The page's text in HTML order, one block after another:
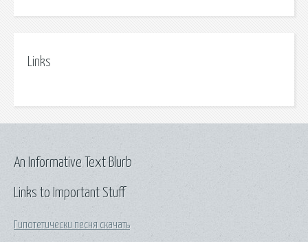
Links
Links to Important Stuff
Гипотетически песня скачать
An Informative Text Blurb